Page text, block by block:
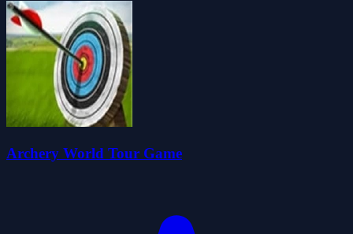
Archery World Tour Game